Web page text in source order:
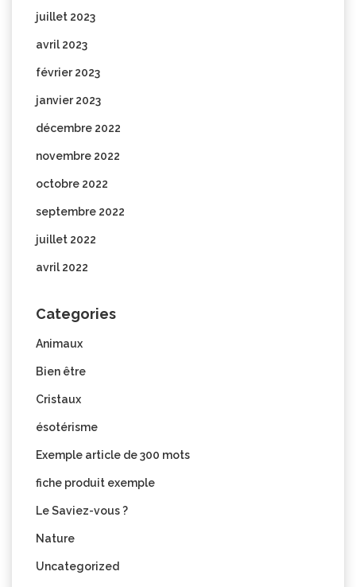
juillet 2023
avril 2023
février 2023
janvier 2023
décembre 2022
novembre 2022
octobre 2022
septembre 2022
juillet 2022
avril 2022
Categories
Animaux
Bien être
Cristaux
ésotérisme
Exemple article de 300 mots
fiche produit exemple
Le Saviez-vous ?
Nature
Uncategorized